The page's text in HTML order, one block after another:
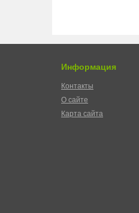
Информация
Контакты
О сайте
Карта сайта